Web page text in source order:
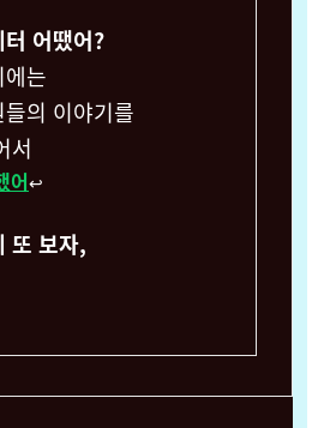
어땠어?
는
의 이야기를
서
어↩︎
또 보자,